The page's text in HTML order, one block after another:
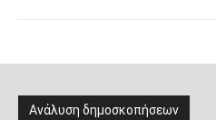
Ανάλυση δημοσκοπήσεων